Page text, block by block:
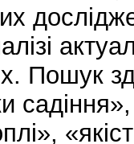
Пошук